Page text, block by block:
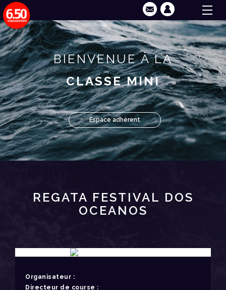
BIENVENUE À LA
CLASSE MINI
Espace adhérent
REGATA FESTIVAL DOS
OCEANOS
Organisateur :
Directeur de course :